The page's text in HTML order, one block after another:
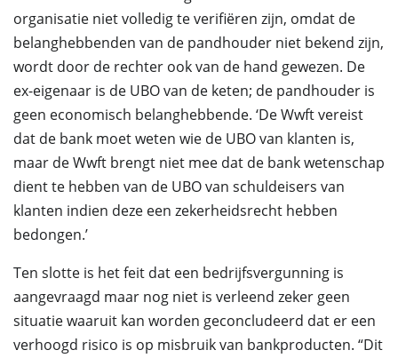
organisatie niet volledig te verifiëren zijn, omdat de
belanghebbenden van de pandhouder niet bekend zijn,
wordt door de rechter ook van de hand gewezen. De
ex-eigenaar is de UBO van de keten; de pandhouder is
geen economisch belanghebbende. ‘De Wwft vereist
dat de bank moet weten wie de UBO van klanten is,
maar de Wwft brengt niet mee dat de bank wetenschap
dient te hebben van de UBO van schuldeisers van
klanten indien deze een zekerheidsrecht hebben
bedongen.’
Ten slotte is het feit dat een bedrijfsvergunning is
aangevraagd maar nog niet is verleend zeker geen
situatie waaruit kan worden geconcludeerd dat er een
verhoogd risico is op misbruik van bankproducten. “Dit